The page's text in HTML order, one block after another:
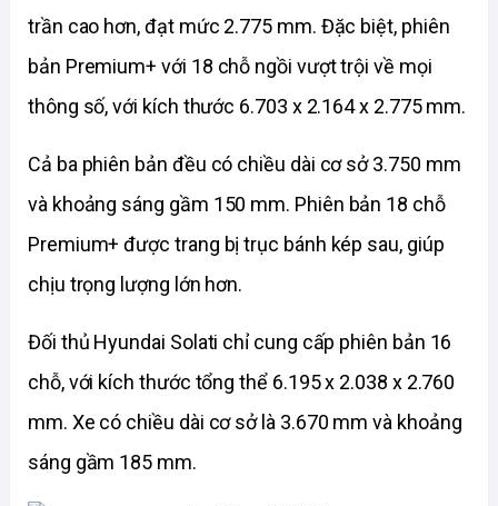
trần cao hơn, đạt mức 2.775 mm. Đặc biệt, phiên
bản Premium+ với 18 chỗ ngồi vượt trội về mọi
thông số, với kích thước 6.703 x 2.164 x 2.775 mm.
Cả ba phiên bản đều có chiều dài cơ sở 3.750 mm
và khoảng sáng gầm 150 mm. Phiên bản 18 chỗ
Premium+ được trang bị trục bánh kép sau, giúp
chịu trọng lượng lớn hơn.
Đối thủ Hyundai Solati chỉ cung cấp phiên bản 16
chỗ, với kích thước tổng thể 6.195 x 2.038 x 2.760
mm. Xe có chiều dài cơ sở là 3.670 mm và khoảng
sáng gầm 185 mm.